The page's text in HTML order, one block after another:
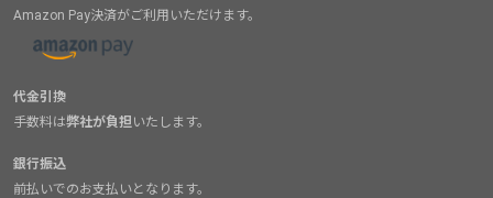
Amazon Pay決済がご利用いただけます。
代金引換
手数料は弊社が負担いたします。
銀行振込
前払いでのお支払いとなります。